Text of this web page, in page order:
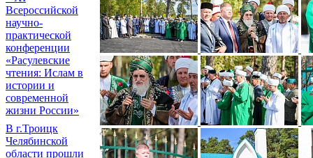
Всероссийской
научно-
практической
конференции
«Расулевские
чтения: Ислам в
истории и
современной
жизни России»
В г.Троицк
Челябинской
области прошли